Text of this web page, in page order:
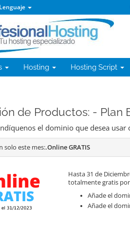
Hosting Hosting Script
de Productos: - Plan
el dominio que desea usar
solo este mes:.Online GRATIS
Hasta 31 de
totalmente gratis
Añade el
Añade el